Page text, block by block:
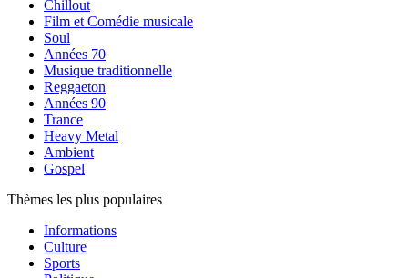
Chillout
Film et Comédie musicale
Soul
Années 70
Musique traditionnelle
Reggaeton
Années 90
Trance
Heavy Metal
Ambient
Gospel
Thèmes les plus populaires
Informations
Culture
Sports